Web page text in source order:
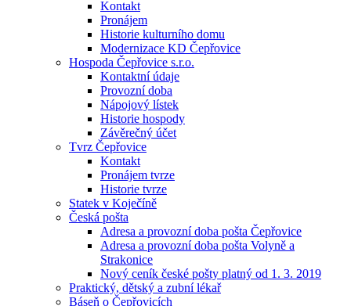
Kontakt
Pronájem
Historie kulturního domu
Modernizace KD Čepřovice
Hospoda Čepřovice s.r.o.
Kontaktní údaje
Provozní doba
Nápojový lístek
Historie hospody
Závěrečný účet
Tvrz Čepřovice
Kontakt
Pronájem tvrze
Historie tvrze
Statek v Koječíně
Česká pošta
Adresa a provozní doba pošta Čepřovice
Adresa a provozní doba pošta Volyně a
Strakonice
Nový ceník české pošty platný od 1. 3. 2019
Praktický, dětský a zubní lékař
Báseň o Čepřovicích